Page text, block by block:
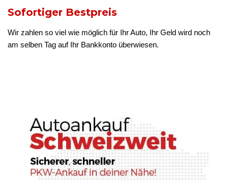
Sofortiger Bestpreis
Wir zahlen so viel wie möglich für Ihr Auto, Ihr Geld wird noch
am selben Tag auf Ihr Bankkonto überwiesen.